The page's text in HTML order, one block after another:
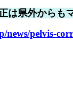
は県外からも
pelvis-